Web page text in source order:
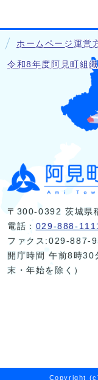
ホームページ運営
令和8年度阿見町組
〒300-0392 茨城県
電話： 029-888-
ファクス:029-887-
開庁時間 午前8時30
末・年始を除く）
Copyright